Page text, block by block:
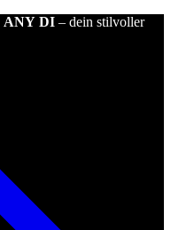
ANY DI – dein stilvoller